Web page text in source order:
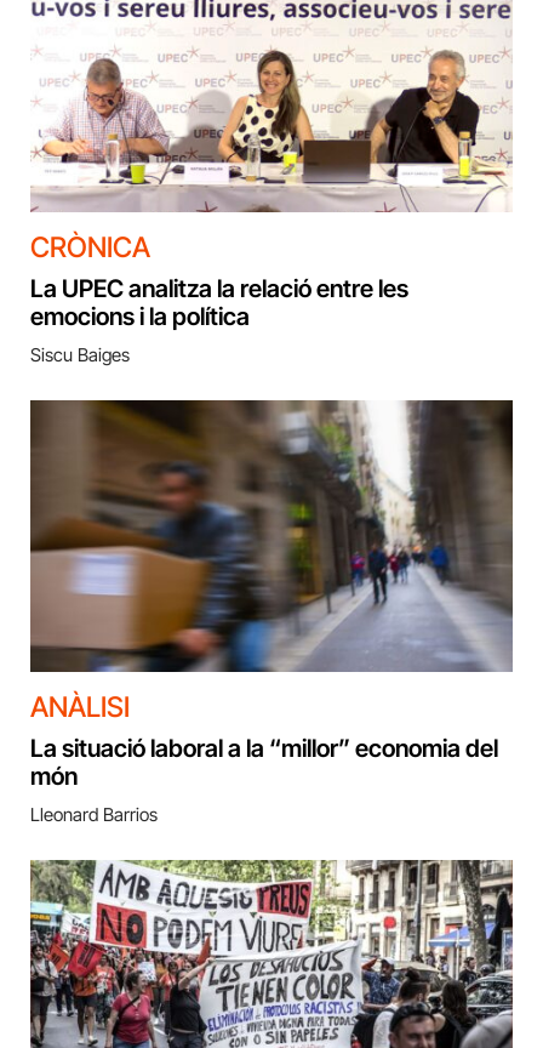
CRÒNICA
La UPEC analitza la relació entre les
emocions i la política
Siscu Baiges
ANÀLISI
La situació laboral a la “millor” economia del
món
Lleonard Barrios